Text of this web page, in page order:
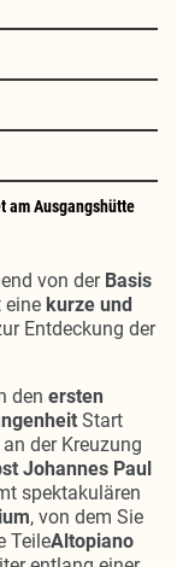
am Ausgangshütte
von derBasis
eine kurze und
Entdeckung der
den ersten
Start
der Kreuzung
Johannes Paul
spektakulären
, von dem Sie
TeileAltopiano